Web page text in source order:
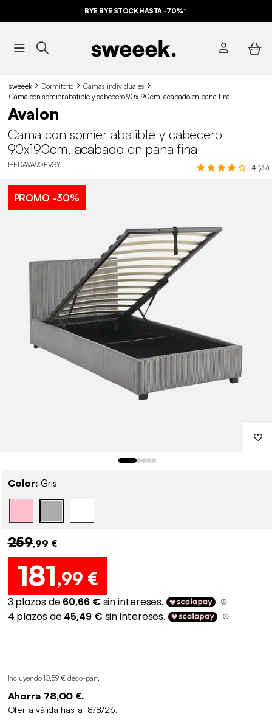
BYE BYE STOCK HASTA -70%*
sweeek Dormitorio
Camas individuales
Cama con somier abatible y cabecero 90x190cm, acabado en pana fina
Avalon
Cama con somier abatible y cabecero
90x190cm, acabado en pana fina
IBEDAVA90FVGY 4 (37)
PROMO -30%
Color: Gris
259,99 €
181,99 €
Incluyendo 10,59 € d'éco-part.
Ahorra 78,00 €.
Oferta válida hasta 18/8/26.